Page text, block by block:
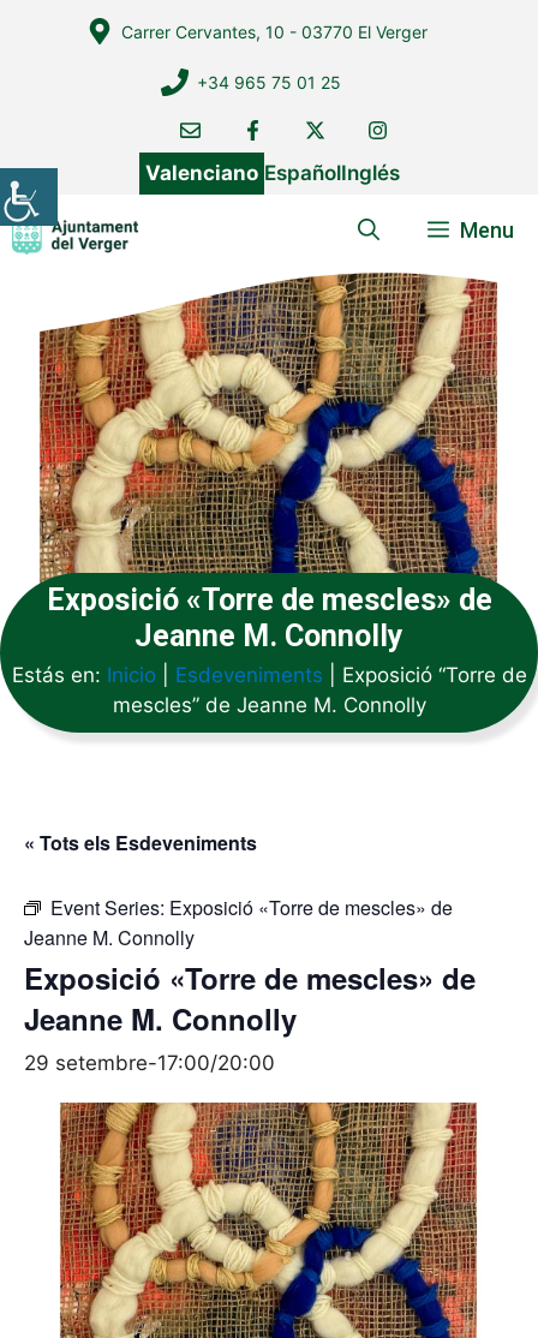
Carrer Cervantes, 10 - 03770 El Verger
+34 965 75 01 25
Valenciano EspañolInglés
Menu
Exposició «Torre de mescles» de
Jeanne M. Connolly
Estás en: Inicio| Esdeveniments
Exposició “Torre de
mescles” de Jeanne M. Connolly
« Tots els Esdeveniments
Event Series: Exposició «Torre de mescles» de
Jeanne M. Connolly
Exposició «Torre de mescles» de
Jeanne M. Connolly
29 setembre-17:00/20:00